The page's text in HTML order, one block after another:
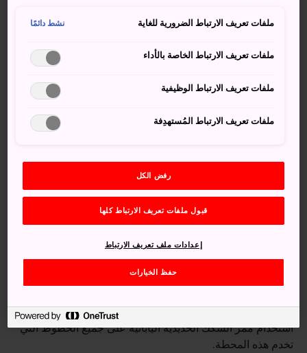
كيفية الوصول
بالقطار .وأقرب محطة هي محطة يوناغو ويمكن
استخدام ممر السكك الحديدية اليابانية على جميع الخطوط التي
تخدم هذه المحطة.
ملفات تعريف الارتباط الضرورية للغاية نشط دائمًا
ملفات تعريف الارتباط الخاصة بالأداء
ملفات تعريف الارتباط الوظيفية
ملفات تعريف الارتباط المُستهدِفة
رفض الكل
قبول ملفات تعريف الارتباط كلها
حفظ الخيارات
إعدادات ملف تعريف الارتباط